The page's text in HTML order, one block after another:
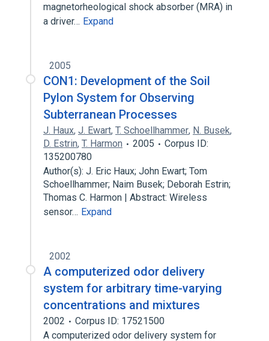
magnetorheological shock absorber (MRA) in
a driver… Expand
2005
CON1: Development of the Soil
Pylon System for Observing
Subterranean Processes
J. Haux, J. Ewart, T. Schoellhammer, N. Busek,
D. Estrin, T. Harmon 2005
Corpus ID:
135200780
Author(s): J. Eric Haux; John Ewart; Tom
Schoellhammer; Naim Busek; Deborah Estrin;
Thomas C. Harmon | Abstract: Wireless
sensor… Expand
2002
A computerized odor delivery
system for arbitrary time-varying
concentrations and mixtures
2002
Corpus ID: 17521500
A computerized odor delivery system for